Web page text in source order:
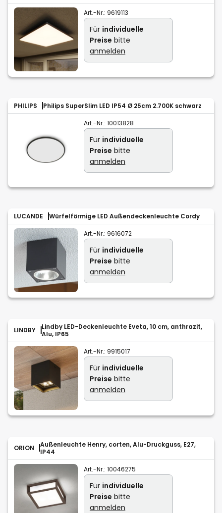
Art.-Nr.: 9619113
Für individuelle
Preise bitte
anmelden
PHILIPS Philips SuperSlim LED IP54 Ø 25cm 2.700K schwarz
Art.-Nr.: 10013828
Für individuelle
Preise bitte
anmelden
LUCANDE Würfelförmige LED Außendeckenleuchte Cordy
Art.-Nr.: 9616072
Für individuelle
Preise bitte
anmelden
LINDBY
Lindby LED-Deckenleuchte Eveta, 10 cm, anthrazit,
Alu, IP65
Art.-Nr.: 9915017
Für individuelle
Preise bitte
anmelden
ORION
Außenleuchte Henry, corten, Alu-Druckguss, E27,
IP44
Art.-Nr.: 10046275
Für individuelle
Preise bitte
anmelden